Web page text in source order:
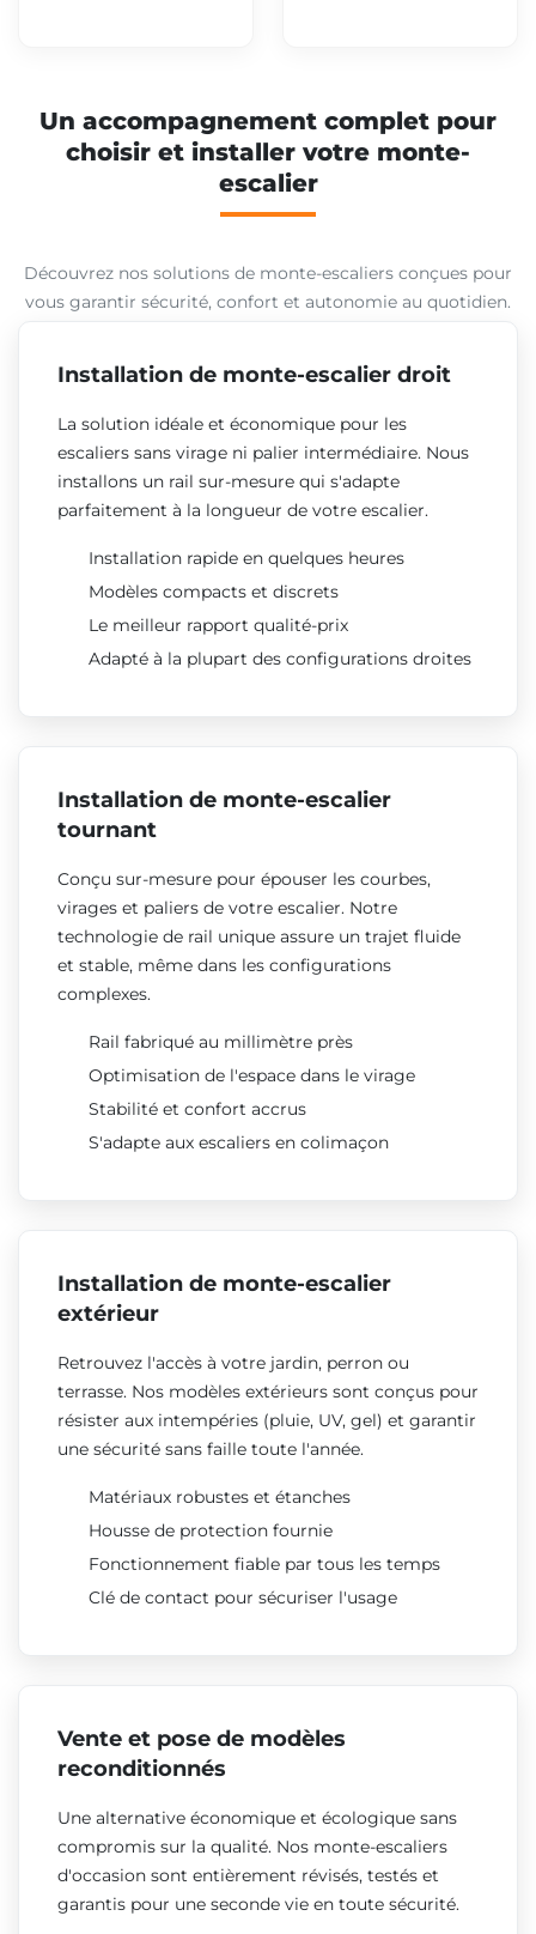
Un accompagnement complet pour
choisir et installer votre monte-
escalier
Découvrez nos solutions de monte-escaliers conçues pour
vous garantir sécurité, confort et autonomie au quotidien.
Installation de monte-escalier droit
La solution idéale et économique pour les
escaliers sans virage ni palier intermédiaire. Nous
installons un rail sur-mesure qui s'adapte
parfaitement à la longueur de votre escalier.
Installation rapide en quelques heures
Modèles compacts et discrets
Le meilleur rapport qualité-prix
Adapté à la plupart des configurations droites
Installation de monte-escalier
tournant
Conçu sur-mesure pour épouser les courbes,
virages et paliers de votre escalier. Notre
technologie de rail unique assure un trajet fluide
et stable, même dans les configurations
complexes.
Rail fabriqué au millimètre près
Optimisation de l'espace dans le virage
Stabilité et confort accrus
S'adapte aux escaliers en colimaçon
Installation de monte-escalier
extérieur
Retrouvez l'accès à votre jardin, perron ou
terrasse. Nos modèles extérieurs sont conçus pour
résister aux intempéries (pluie, UV, gel) et garantir
une sécurité sans faille toute l'année.
Matériaux robustes et étanches
Housse de protection fournie
Fonctionnement fiable par tous les temps
Clé de contact pour sécuriser l'usage
Vente et pose de modèles
reconditionnés
Une alternative économique et écologique sans
compromis sur la qualité. Nos monte-escaliers
d'occasion sont entièrement révisés, testés et
garantis pour une seconde vie en toute sécurité.